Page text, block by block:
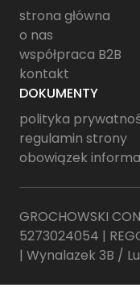
strona główna
o nas
współpraca B2B
kontakt
DOKUMENTY
polityka
regulamin strony
obowiązek
GROCHOWSKI
5273024054 |
| Wynalazek 3B /